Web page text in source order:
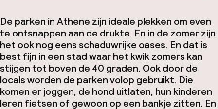
De parken in Athene zijn ideale plekken om even
te ontsnappen aan de drukte. En in de zomer zijn
het ook nog eens schaduwrijke oases. En dat is
best fijn in een stad waar het kwik zomers kan
stijgen tot boven de 40 graden. Ook door de
locals worden de parken volop gebruikt. Die
komen er joggen, de hond uitlaten, hun kinderen
leren fietsen of gewoon op een bankje zitten. En